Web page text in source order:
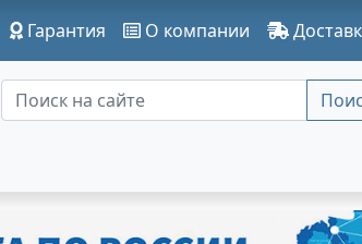
Гарантия О компании